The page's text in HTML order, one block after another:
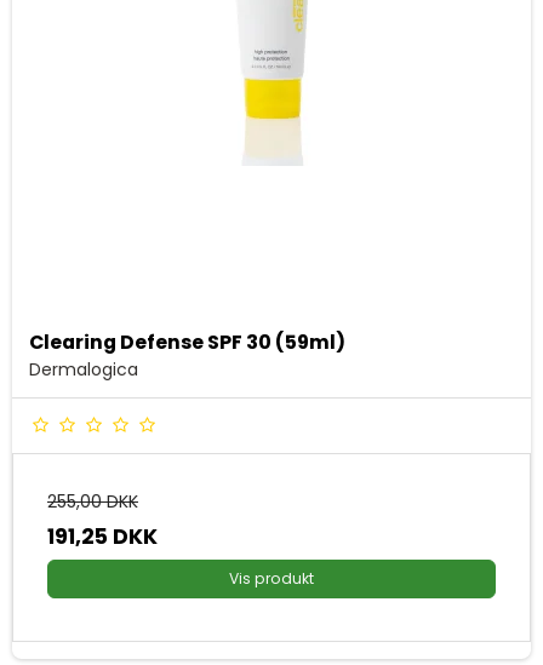
Clearing Defense SPF 30 (59ml)
Dermalogica
255,00 DKK
191,25 DKK
Vis produkt